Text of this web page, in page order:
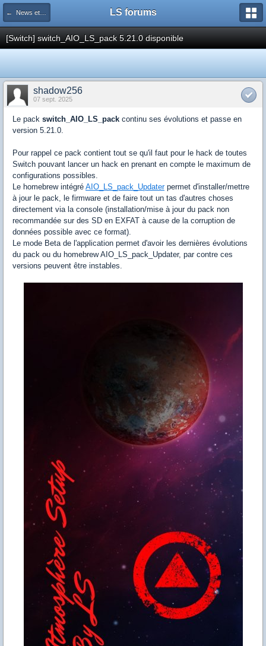
← News et actualités postées sur LS LS forums
[Switch] switch_AIO_LS_pack 5.21.0 disponible
shadow256
07 sept. 2025
Le pack switch_AIO_LS_pack continu ses évolutions et passe en
version 5.21.0.
Pour rappel ce pack contient tout se qu'il faut pour le hack de toutes
Switch pouvant lancer un hack en prenant en compte le maximum de
configurations possibles.
Le homebrew intégré AIO_LS_pack_Updaterpermet d'installer/mettre
à jour le pack, le firmware et de faire tout un tas d'autres choses
directement via la console (installation/mise à jour du pack non
recommandée sur des SD en EXFAT à cause de la corruption de
données possible avec ce format).
Le mode Beta de l'application permet d'avoir les dernières évolutions
du pack ou du homebrew AIO_LS_pack_Updater, par contre ces
versions peuvent être instables.